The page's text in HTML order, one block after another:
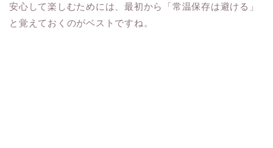
安心して楽しむためには、最初から「常温保存は避ける」
と覚えておくのがベストですね。